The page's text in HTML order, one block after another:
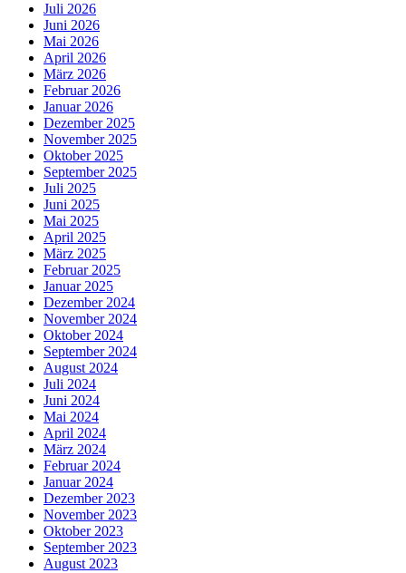
Juli 2026
Juni 2026
Mai 2026
April 2026
März 2026
Februar 2026
Januar 2026
Dezember 2025
November 2025
Oktober 2025
September 2025
Juli 2025
Juni 2025
Mai 2025
April 2025
März 2025
Februar 2025
Januar 2025
Dezember 2024
November 2024
Oktober 2024
September 2024
August 2024
Juli 2024
Juni 2024
Mai 2024
April 2024
März 2024
Februar 2024
Januar 2024
Dezember 2023
November 2023
Oktober 2023
September 2023
August 2023